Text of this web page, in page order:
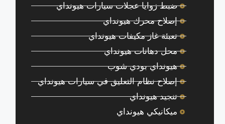
ضبط زوايا عجلات سيارات هيونداي
إصلاح محرك هيونداي
تعبئة غاز مكيفات هيونداي
محل دهانات هيونداي
هيونداي بودي شوب
إصلاح نظام التعليق في سيارات هيونداي
تنجيد هيونداي
ميكانيكي هيونداي